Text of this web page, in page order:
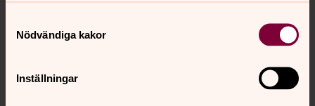
Nödvändiga kakor
Inställningar
Kalender